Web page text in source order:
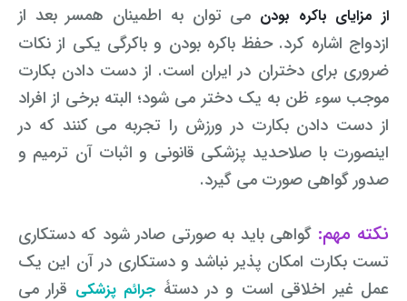
از مزایای باکره بودن می توان به اطمینان همسر بعد از
ازدواج اشاره کرد. حفظ باکره بودن و باکرگی یکی از نکات
ضروری برای دختران در ایران است. از دست دادن بکارت
موجب سوء ظن به یک دختر می شود؛ البته برخی از افراد
از دست دادن بکارت در ورزش را تجربه می کنند که در
اینصورت با صلاحدید پزشکی قانونی و اثبات آن ترمیم و
صدور گواهی صورت می گیرد.
نکته مهم: گواهی باید به صورتی صادر شود که دستکاری
تست بکارت امکان پذیر نباشد و دستکاری در آن این یک
عمل غیر اخلاقی است و در دستۀ جرائم پزشکی قرار می